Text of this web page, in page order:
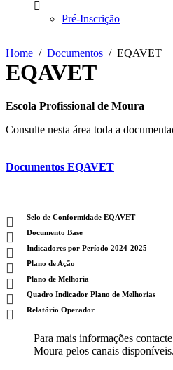
Pré-Inscrição
Home Documentos EQAVET
EQAVET
Escola Profissional de Moura
Consulte nesta área toda a
Documentos EQAVET
Selo de Conformidade EQAVET
Documento Base
Indicadores por Período 2024-2025
Plano de Ação
Plano de Melhoria
Quadro Indicador Plano de Melhorias
Relatório Operador
Para mais informações
Moura pelos canais disponíveis.